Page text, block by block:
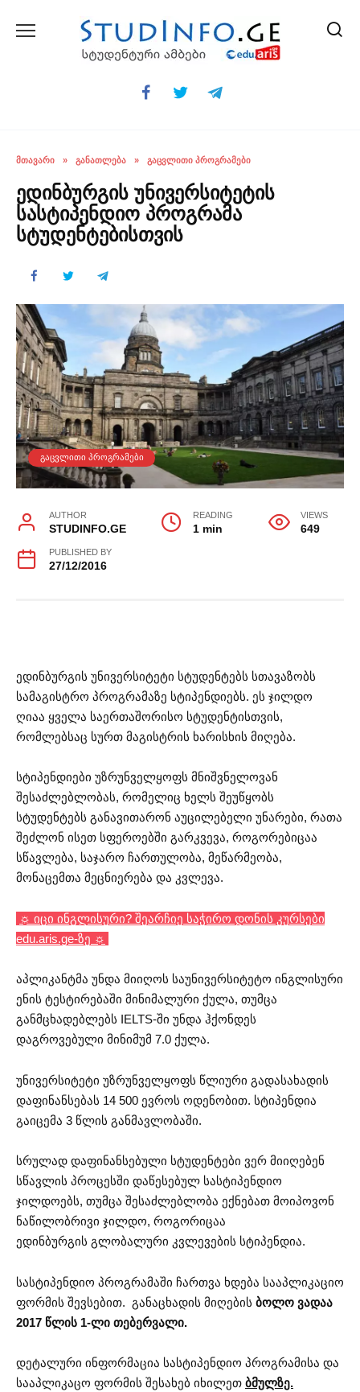
ᲛᲗᲐᲕᲐᲠᲘ » ᲒᲐᲜᲐᲗᲚᲔᲑᲐ » ᲒᲐᲪᲕᲚᲘᲗᲘ ᲞᲠᲝᲒᲠᲐᲛᲔᲑᲘ
ედინბურგის უნივერსიტეტის
სასტიპენდიო პროგრამა
სტუდენტებისთვის
ᲒᲐᲪᲕᲚᲘᲗᲘ ᲞᲠᲝᲒᲠᲐᲛᲔᲑᲘ
AUTHOR
STUDINFO.GE
READING
1 min
VIEWS
649
PUBLISHED BY
27/12/2016
ედინბურგის უნივერსიტეტი სტუდენტებს სთავაზობს
სამაგისტრო პროგრამაზე სტიპენდიებს. ეს ჯილდო
ღიაა ყველა საერთაშორისო სტუდენტისთვის,
რომლებსაც სურთ მაგისტრის ხარისხის მიღება.
სტიპენდიები უზრუნველყოფს მნიშვნელოვან
შესაძლებლობას, რომელიც ხელს შეუწყობს
სტუდენტებს განავითარონ აუცილებელი უნარები, რათა
შეძლონ ისეთ სფეროებში გარკვევა, როგორებიცაა
სწავლება, საჯარო ჩართულობა, მეწარმეობა,
მონაცემთა მეცნიერება და კვლევა.
☼ იცი ინგლისური? შეარჩიე საჭირო დონის კურსები
edu.aris.ge-ზე ☼
აპლიკანტმა უნდა მიიღოს საუნივერსიტეტო ინგლისური
ენის ტესტირებაში მინიმალური ქულა, თუმცა
განმცხადებლებს IELTS-ში უნდა ჰქონდეს
დაგროვებული მინიმუმ 7.0 ქულა.
უნივერსიტეტი უზრუნველყოფს წლიური გადასახადის
დაფინანსებას 14 500 ევროს ოდენობით. სტიპენდია
გაიცემა 3 წლის განმავლობაში.
სრულად დაფინანსებული სტუდენტები ვერ მიიღებენ
სწავლის პროცესში დაწესებულ სასტიპენდიო
ჯილდოებს, თუმცა შესაძლებლობა ექნებათ მოიპოვონ
ნაწილობრივი ჯილდო, როგორიცაა
ედინბურგის გლობალური კვლევების სტიპენდია.
სასტიპენდიო პროგრამაში ჩართვა ხდება სააპლიკაციო
ფორმის შევსებით. განაცხადის მიღების ბოლო ვადაა
2017 წლის 1-ლი თებერვალი.
დეტალური ინფორმაცია სასტიპენდიო პროგრამისა და
სააპლიკაცო ფორმის შესახებ იხილეთ ბმულზე.